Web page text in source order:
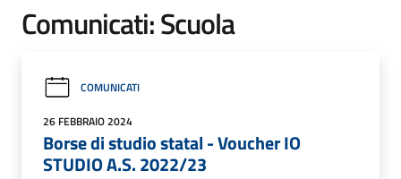
Comunicati: Scuola
COMUNICATI
26 FEBBRAIO 2024
Borse di studio statal - Voucher IO
STUDIO A.S. 2022/23